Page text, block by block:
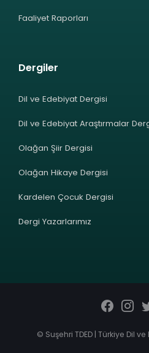
Faaliyet Raporları
Dergiler
Dil ve Edebiyat Dergisi
Dil ve Edebiyat Araştırmalar
Olağan Şiir Dergisi
Olağan Hikaye Dergisi
Kardelen Çocuk Dergisi
Dergi Yazarlarımız
© Suşehri TDED | Türkiye Dil